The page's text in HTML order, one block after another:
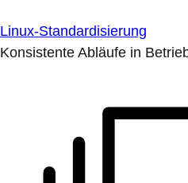
Linux-Standardisierung
Konsistente Abläufe in